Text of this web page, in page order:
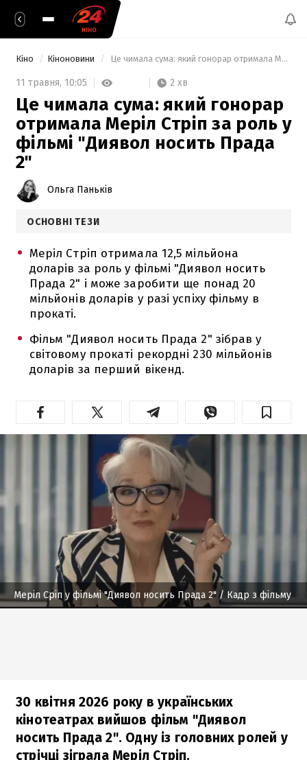
Кіно Кіноновини Це чимала сума: який гонорар отримала Меріл Стріп за роль у фільмі "Диявол носить Прада 2"
11 травня, 10:05 2 хв
Це чимала сума: який гонорар
отримала Меріл Стріп за роль у
фільмі "Диявол носить Прада
2"
Ольга Паньків
ОСНОВНІ ТЕЗИ
Меріл Стріп отримала 12,5 мільйона
доларів за роль у фільмі "Диявол носить
Прада 2" і може заробити ще понад 20
мільйонів доларів у разі успіху фільму в
прокаті.
Фільм "Диявол носить Прада 2" зібрав у
світовому прокаті рекордні 230 мільйонів
доларів за перший вікенд.
Меріл Сріп у фільмі "Диявол носить Прада 2"/ Кадр з фільму
30 квітня 2026 року в українських
кінотеатрах вийшов фільм "Диявол
носить Прада 2". Одну із головних ролей у
стрічці зіграла Меріл Стріп.